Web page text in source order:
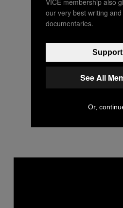
our very best writing
documentaries.
See All
Or,